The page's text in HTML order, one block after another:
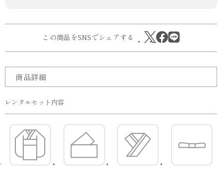
この商品をSNSでシェアする
商品詳細
レンタルセット内容